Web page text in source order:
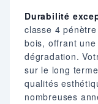
Durabilité
classe 4
bois, offrant
dégradation.
sur le long
qualités
nombreuses